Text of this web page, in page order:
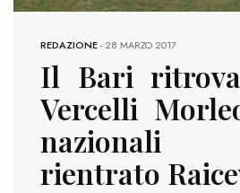
REDAZIONE-28 MARZO 2017
Il Bari
Vercelli
nazionali
rientrato